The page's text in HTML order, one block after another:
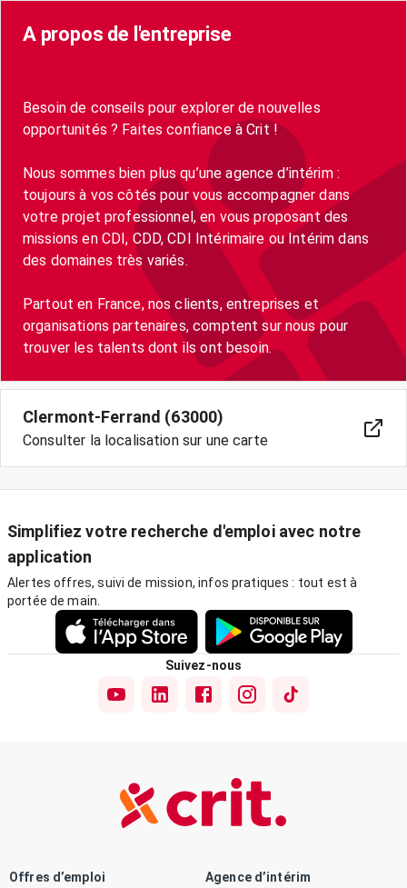
A propos de l'entreprise
Besoin de conseils pour explorer de nouvelles
opportunités ? Faites confiance à Crit !
Nous sommes bien plus qu’une agence d’intérim :
toujours à vos côtés pour vous accompagner dans
votre projet professionnel, en vous proposant des
missions en CDI, CDD, CDI Intérimaire ou Intérim dans
des domaines très variés.
Partout en France, nos clients, entreprises et
organisations partenaires, comptent sur nous pour
trouver les talents dont ils ont besoin.
Clermont-Ferrand (63000)
Consulter la localisation sur une carte
Simplifiez votre recherche d'emploi avec notre
application
Alertes offres, suivi de mission, infos pratiques : tout est à
portée de main.
Suivez-nous
Offres d’emploi Agence d’intérim